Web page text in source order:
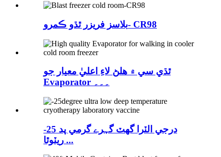
بلاسز فريزر ٿڌو ڪمرو- CR98
ٿڌي سي ۾ هلڻ لاءِ اعليٰ معيار جو
Evaporator ۔۔۔
-25 درجي الٽرا گهٽ گہرے گرمي پد
ريٽوٿا ...